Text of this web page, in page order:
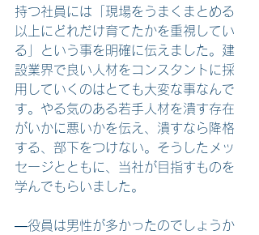
持つ社員には「現場をうまくまとめる
以上にどれだけ育てたかを重視してい
る」という事を明確に伝えました。建
設業界で良い人材をコンスタントに採
用していくのはとても大変な事なんで
す。やる気のある若手人材を潰す存在
がいかに悪いかを伝え、潰すなら降格
する、部下をつけない。そうしたメッ
セージとともに、当社が目指すものを
学んでもらいました。
―役員は男性が多かったのでしょうか